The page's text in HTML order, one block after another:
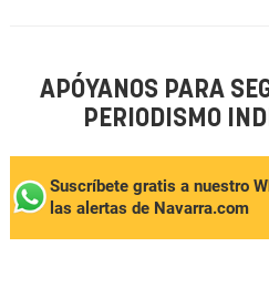
APÓYANOS PARA
PERIODISMO
Suscríbete gratis a nuestro
las alertas de Navarra.com